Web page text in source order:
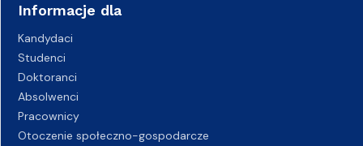
Informacje dla
Kandydaci
Studenci
Doktoranci
Absolwenci
Pracownicy
Otoczenie społeczno-gospodarcze